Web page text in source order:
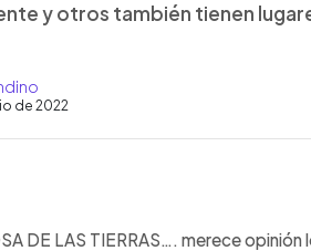
y otros también tienen
de 2022
DE LAS TIERRAS…. merece